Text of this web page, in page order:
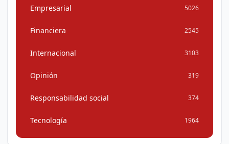
Empresarial 5026
Financiera 2545
Internacional 3103
Opinión 319
Responsabilidad social 374
Tecnología 1964